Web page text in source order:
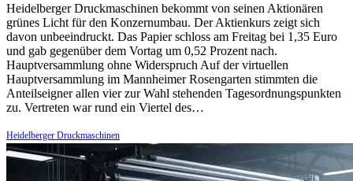
Heidelberger Druckmaschinen bekommt von seinen Aktionären
grünes Licht für den Konzernumbau. Der Aktienkurs zeigt sich
davon unbeeindruckt. Das Papier schloss am Freitag bei 1,35 Euro
und gab gegenüber dem Vortag um 0,52 Prozent nach.
Hauptversammlung ohne Widerspruch Auf der virtuellen
Hauptversammlung im Mannheimer Rosengarten stimmten die
Anteilseigner allen vier zur Wahl stehenden Tagesordnungspunkten
zu. Vertreten war rund ein Viertel des…
Heidelberger Druckmaschinen